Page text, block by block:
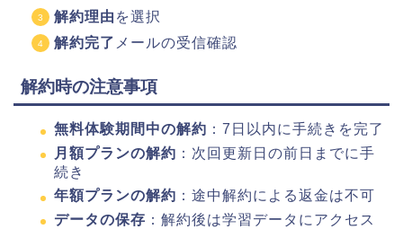
解約理由 を選択
解約完了 メールの受信確認
解約時の注意事項
無料体験期間中の解約 ：7日以内に手続きを完了
月額プランの解約 ：次回更新日の前日までに手
続き
年額プランの解約 ：途中解約による返金は不可
データの保存 ：解約後は学習データにアクセス